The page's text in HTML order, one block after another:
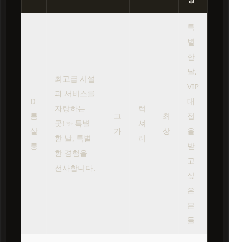
D
룸
살
롱
최고급 시설
과 서비스를
자랑하는
곳! ✨ 특별
한 날, 특별
한 경험을
선사합니다.
고
가
럭
셔
리
최
상
특
별
한
날,
VIP
대
접
을
받
고
싶
은
분
들